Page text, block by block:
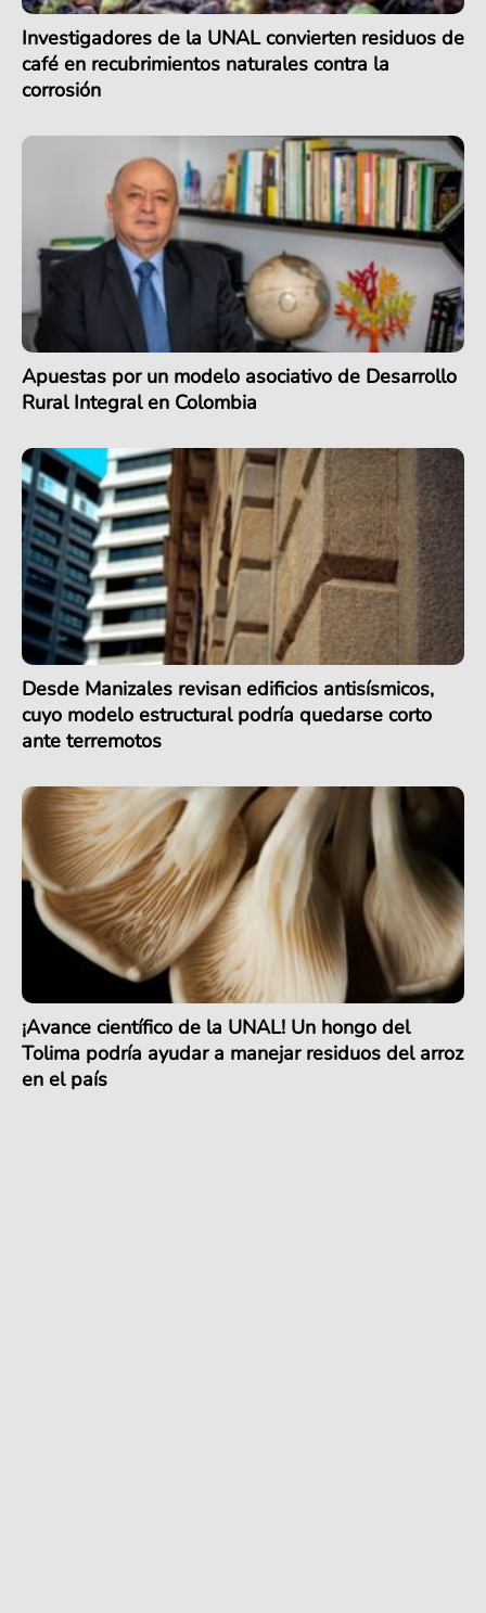
Investigadores de la UNAL convierten residuos de
café en recubrimientos naturales contra la
corrosión
Apuestas por un modelo asociativo de Desarrollo
Rural Integral en Colombia
Desde Manizales revisan edificios antisísmicos,
cuyo modelo estructural podría quedarse corto
ante terremotos
¡Avance científico de la UNAL! Un hongo del
Tolima podría ayudar a manejar residuos del arroz
en el país